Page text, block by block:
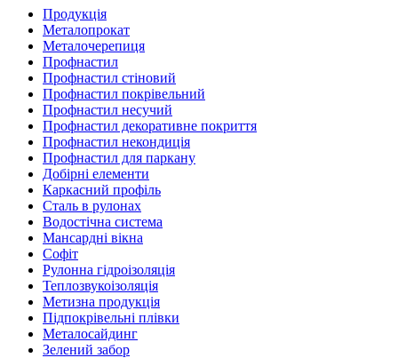
Продукція
Металопрокат
Металочерепиця
Профнастил
Профнастил стіновий
Профнастил покрівельний
Профнастил несучий
Профнастил декоративне покриття
Профнастил некондиція
Профнастил для паркану
Добірні елементи
Каркасний профіль
Сталь в рулонах
Водостічна система
Мансардні вікна
Софіт
Рулонна гідроізоляція
Теплозвукоізоляція
Метизна продукція
Підпокрівельні плівки
Металосайдинг
Зелений забор